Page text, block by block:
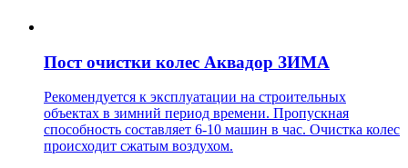
Пост очистки колес Аквадор ЗИМА
Рекомендуется к эксплуатации на строительных
объектах в зимний период времени. Пропускная
способность составляет 6-10 машин в час. Очистка колес
происходит сжатым воздухом.